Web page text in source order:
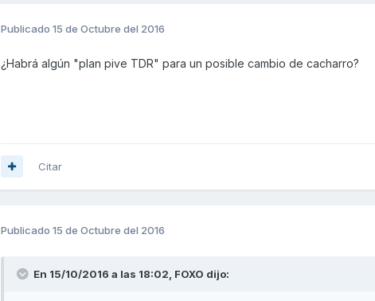
Publicado 15 de Octubre del 2016
¿Habrá algún "plan pive TDR" para un posible cambio de cacharro?
Citar
Publicado 15 de Octubre del 2016
En 15/10/2016 a las 18:02, FOXO dijo: